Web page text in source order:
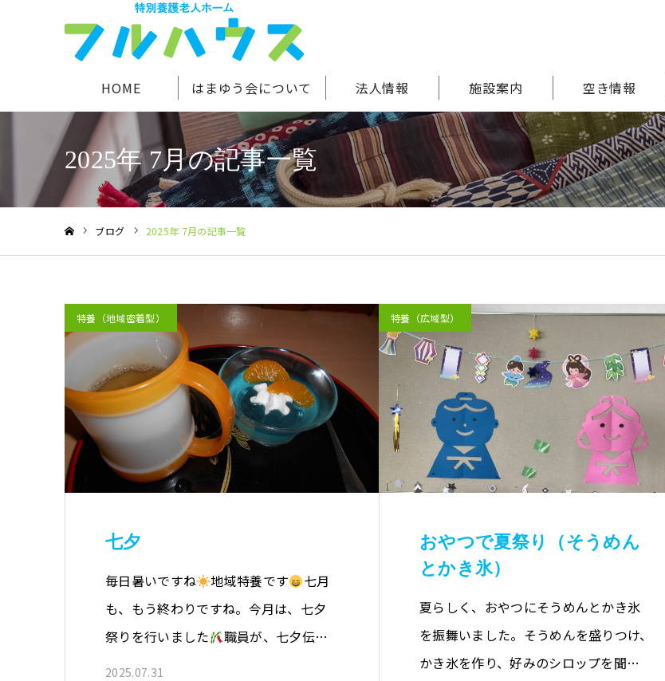
HOME はまゆう会について 法人情報 施設案内 空き情報
2025年 7月の記事一覧
ブログ 2025年 7月の記事一覧
特養（地域密着型）
七夕
毎日暑いですね 地域特養です
七月
も、もう終わりですね。今月は、七夕
祭りを行いました
職員が、七夕伝…
2025.07.31
特養（広域型）
おやつで夏祭り（そうめん
とかき氷）
夏らしく、おやつにそうめんとかき氷
を振舞いました。そうめんを盛りつけ、
かき氷を作り、好みのシロップを聞…